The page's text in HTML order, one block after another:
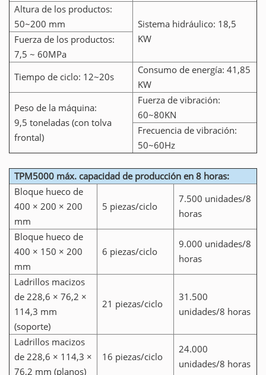
Altura de los productos:
50~200 mm
Sistema hidráulico: 18,5
KW
Fuerza de los productos:
7,5 ~ 60MPa
Tiempo de ciclo: 12~20s
Consumo de energía: 41,85
KW
Peso de la máquina:
9,5 toneladas (con tolva
frontal)
Fuerza de vibración:
60~80KN
Frecuencia de vibración:
50~60Hz
TPM5000 máx. capacidad de producción en 8 horas:
Bloque hueco de
400 × 200 × 200
mm
5 piezas/ciclo
7.500 unidades/8
horas
Bloque hueco de
400 × 150 × 200
mm
6 piezas/ciclo
9.000 unidades/8
horas
Ladrillos macizos
de 228,6 × 76,2 ×
114,3 mm
(soporte)
21 piezas/ciclo
31.500
unidades/8 horas
Ladrillos macizos
de 228,6 × 114,3 ×
76,2 mm (planos)
16 piezas/ciclo
24.000
unidades/8 horas